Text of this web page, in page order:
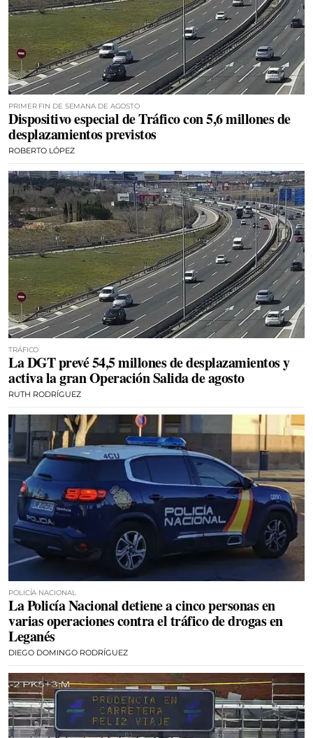
PRIMER FIN DE SEMANA DE AGOSTO
Dispositivo especial de Tráfico con 5,6 millones de
desplazamientos previstos
ROBERTO LÓPEZ
TRÁFICO
La DGT prevé 54,5 millones de desplazamientos y
activa la gran Operación Salida de agosto
RUTH RODRÍGUEZ
POLICÍA NACIONAL
La Policía Nacional detiene a cinco personas en
varias operaciones contra el tráfico de drogas en
Leganés
DIEGO DOMINGO RODRÍGUEZ